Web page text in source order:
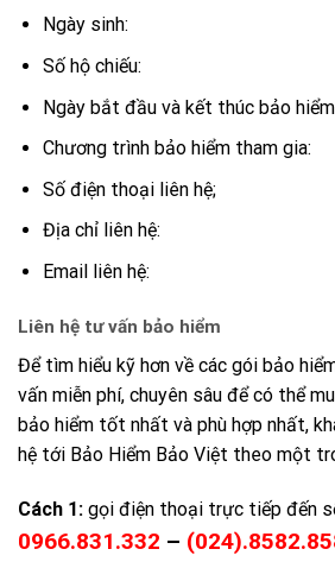
Ngày sinh:
Số hộ chiếu:
Ngày bắt đầu và kết thúc bảo
Chương trình bảo hiểm tham gia:
Số điện thoại liên hệ;
Địa chỉ liên hệ:
Email liên hệ:
Liên hệ tư vấn bảo hiểm
Để tìm hiểu kỹ hơn về các gói bảo
vấn miễn phí, chuyên sâu để có thể
bảo hiểm tốt nhất và phù hợp nhất,
hệ tới Bảo Hiểm Bảo Việt theo một
Cách 1: gọi điện thoại trực tiếp đến
0966.831.332 –